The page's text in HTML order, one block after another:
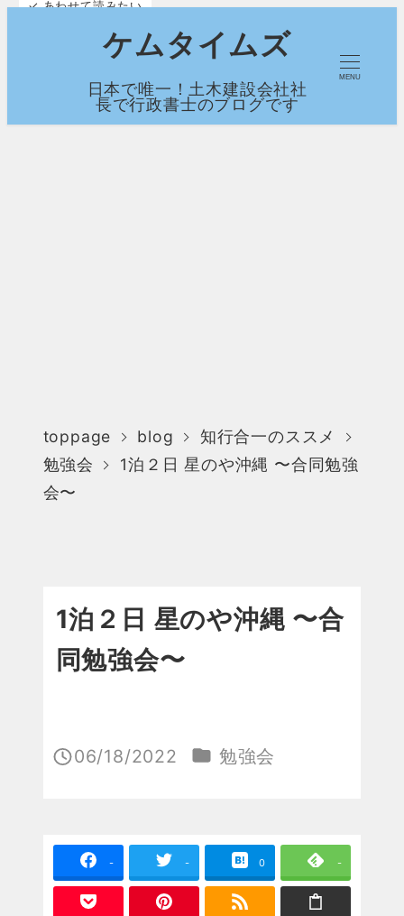
コ
ケムタイムズ
日本で唯一！土木建設会社社
長で行政書士のブログです
MENU
toppage blog
知行合一のススメ
勉強会
1泊２日 星のや沖縄 〜合同勉強
会〜
1泊２日 星のや沖縄 〜合
同勉強会〜
投稿日
06/18/2022 カテゴリー
勉強会
- - 0 -
✓ あわせて読みたい